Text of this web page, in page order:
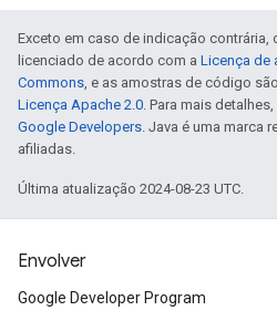
Exceto em caso de indicação
licenciado de acordo com a Licença de
Commons, e as amostras de código
Licença Apache 2.0. Para mais
Google Developers. Java é uma marca
afiliadas.
Última atualização 2024-08-23 UTC.
Envolver
Google Developer Program